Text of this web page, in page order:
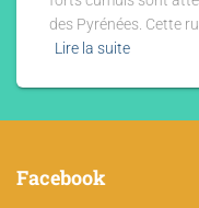
des Pyrénées. Cette
Lire la suite
Facebook